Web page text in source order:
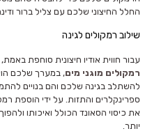
החלל החיצוני שלכם עם צליל ברור
שילוב רמקולים לגינה
עבור חווית אודיו חיצונית סוחפת
רמקולים מוגני מים, במערך שלכם הוא
להשתלב בגינה שלכם והם בנויים
ספרינקלרים והתזות. על ידי הוספת
את כיסוי הסאונד הכולל ואיכותו
יותר.